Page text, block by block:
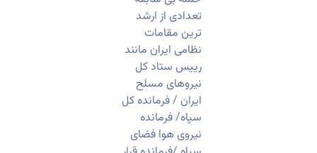
تعدادی از ارشد
ترین مقامات
نظامی ایران مانند
رییس ستاد کل
نیروهای مسلح
ایران / فرمانده کل
سپاه/ فرمانده
نیروی هوا فضای